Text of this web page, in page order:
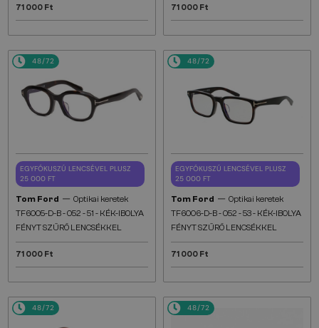
71 000 Ft 71 000 Ft
48/72
EGYFÓKUSZÚ LENCSÉVEL PLUSZ
25 000 FT
Tom Ford — Optikai keretek
TF6005-D-B - 052 - 51 - KÉK-IBOLYA
FÉNYT SZŰRŐ LENCSÉKKEL
71 000 Ft
48/72
EGYFÓKUSZÚ LENCSÉVEL PLUSZ
25 000 FT
Tom Ford — Optikai keretek
TF6006-D-B - 052 - 53 - KÉK-IBOLYA
FÉNYT SZŰRŐ LENCSÉKKEL
71 000 Ft
48/72 48/72